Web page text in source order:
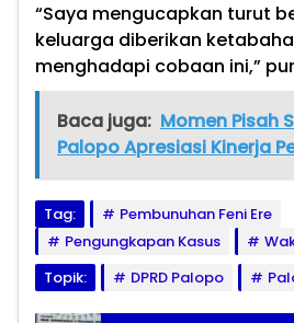
“Saya mengucapkan turut
keluarga diberikan
menghadapi cobaan ini,”
Baca juga: Momen Pisah
Palopo Apresiasi Kinerja
Tag:
Pembunuhan Feni Ere
Pengungkapan Kasus
Topik:
DPRD Palopo